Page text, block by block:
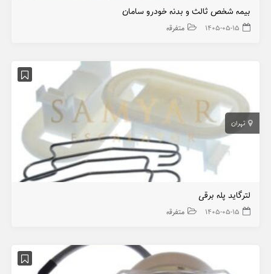
بیمه شخص ثالث و بدنه خودرو سامان
۱۴۰۵-۰۵-۱۵ متفرقه
تهران
لترگاید پله برقی
۱۴۰۵-۰۵-۱۵ متفرقه